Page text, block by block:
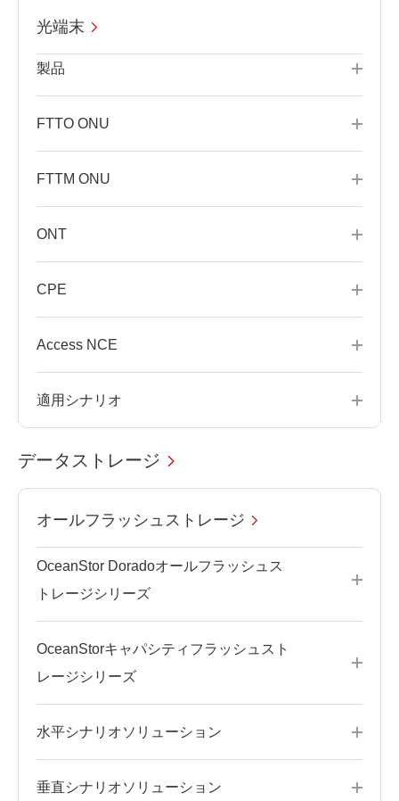
光端末
製品
FTTO ONU
FTTM ONU
ONT
CPE
Access NCE
適用シナリオ
データストレージ
オールフラッシュストレージ
OceanStor Doradoオールフラッシュス
トレージシリーズ
OceanStorキャパシティフラッシュスト
レージシリーズ
水平シナリオソリューション
垂直シナリオソリューション